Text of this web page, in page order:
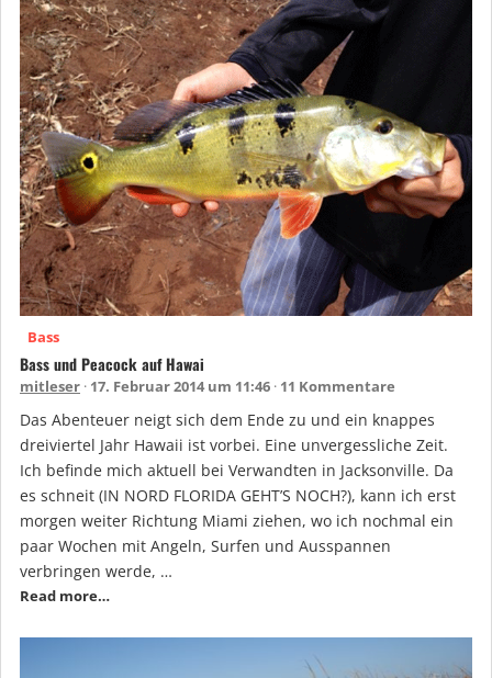
Bass
Bass und Peacock auf Hawai
mitleser 17. Februar 2014 um 11:46 11 Kommentare
Das Abenteuer neigt sich dem Ende zu und ein knappes
dreiviertel Jahr Hawaii ist vorbei. Eine unvergessliche Zeit.
Ich befinde mich aktuell bei Verwandten in Jacksonville. Da
es schneit (IN NORD FLORIDA GEHT’S NOCH?), kann ich erst
morgen weiter Richtung Miami ziehen, wo ich nochmal ein
paar Wochen mit Angeln, Surfen und Ausspannen
verbringen werde, …
Read more…